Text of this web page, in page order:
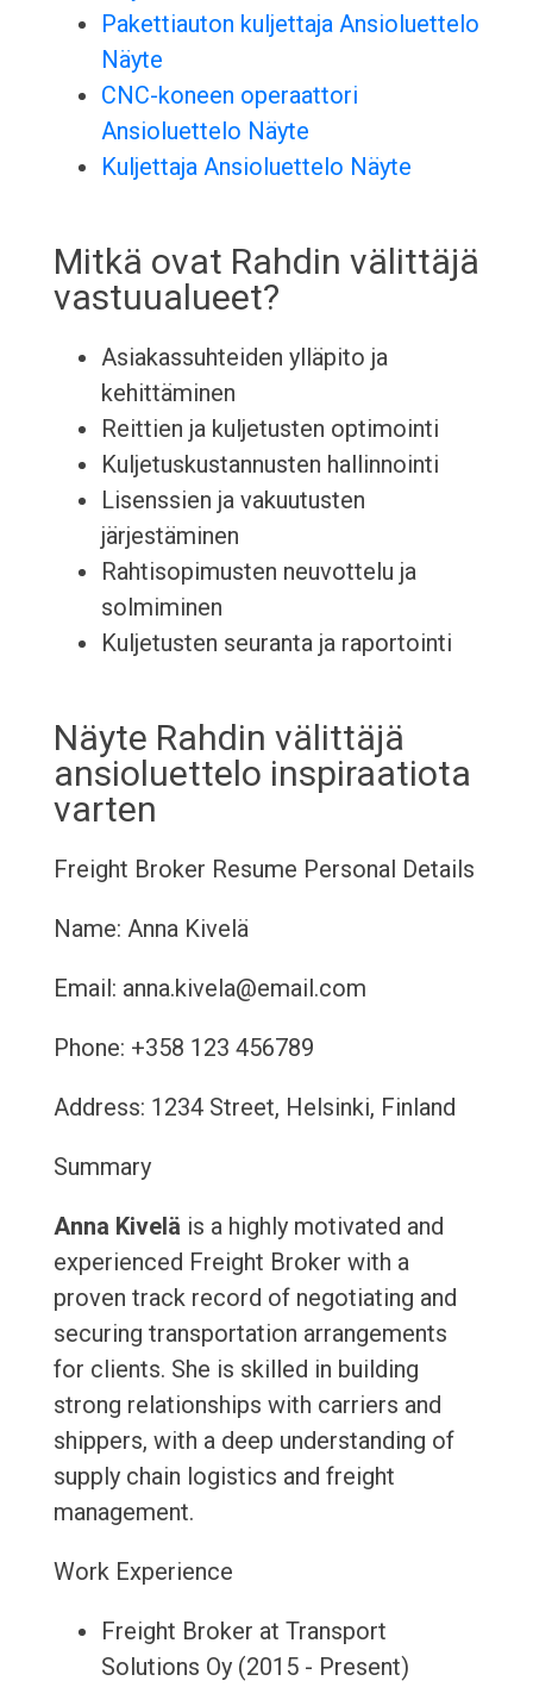
Pakettiauton kuljettaja Ansioluettelo
Näyte
CNC-koneen operaattori
Ansioluettelo Näyte
Kuljettaja Ansioluettelo Näyte
Mitkä ovat Rahdin välittäjä
vastuualueet?
Asiakassuhteiden ylläpito ja
kehittäminen
Reittien ja kuljetusten optimointi
Kuljetuskustannusten hallinnointi
Lisenssien ja vakuutusten
järjestäminen
Rahtisopimusten neuvottelu ja
solmiminen
Kuljetusten seuranta ja raportointi
Näyte Rahdin välittäjä
ansioluettelo inspiraatiota
varten
Freight Broker Resume Personal Details
Name: Anna Kivelä
Email: anna.kivela@email.com
Phone: +358 123 456789
Address: 1234 Street, Helsinki, Finland
Summary
Anna Kivelä is a highly motivated and
experienced Freight Broker with a
proven track record of negotiating and
securing transportation arrangements
for clients. She is skilled in building
strong relationships with carriers and
shippers, with a deep understanding of
supply chain logistics and freight
management.
Work Experience
Freight Broker at Transport
Solutions Oy (2015 - Present)